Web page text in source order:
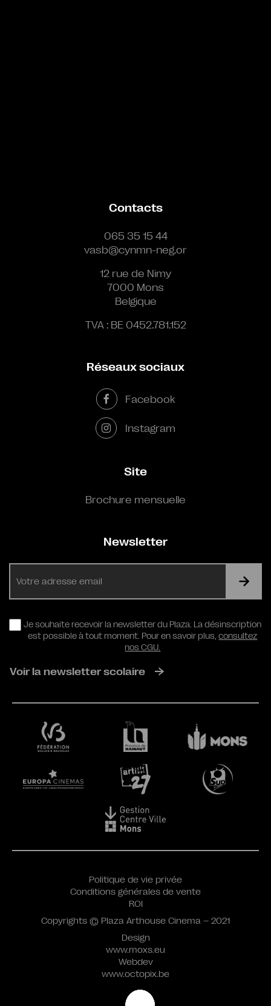
Contacts
065 35 15 44
vasb@cynmn-neg.or
12 rue de Nimy
7000 Mons
Belgique
TVA : BE 0452.781.152
Réseaux sociaux
Facebook
Instagram
Site
Brochure mensuelle
Newsletter
RGPD
Je souhaite recevoir la newsletter du Plaza. La désinscription
est possible à tout moment. Pour en savoir plus,consultez
nos CGU.
Voir la newsletter scolaire
Design
www.moxs.eu
Webdev
www.octopix.be
Politique de vie privée
Conditions générales de vente
ROI
Copyrights © Plaza Arthouse Cinema – 2021